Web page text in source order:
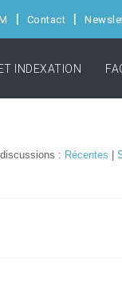
Contact
INDEXATION
: Récentes